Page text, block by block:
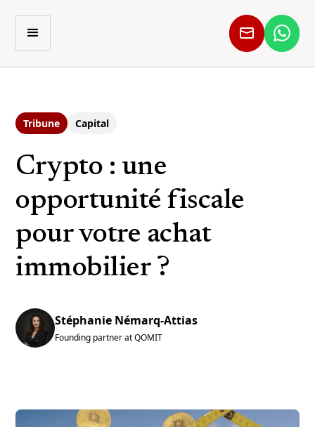
Tribune Capital
Crypto : une
opportunité fiscale
pour votre achat
immobilier ?
Stéphanie Némarq-Attias
Founding partner at QOMIT